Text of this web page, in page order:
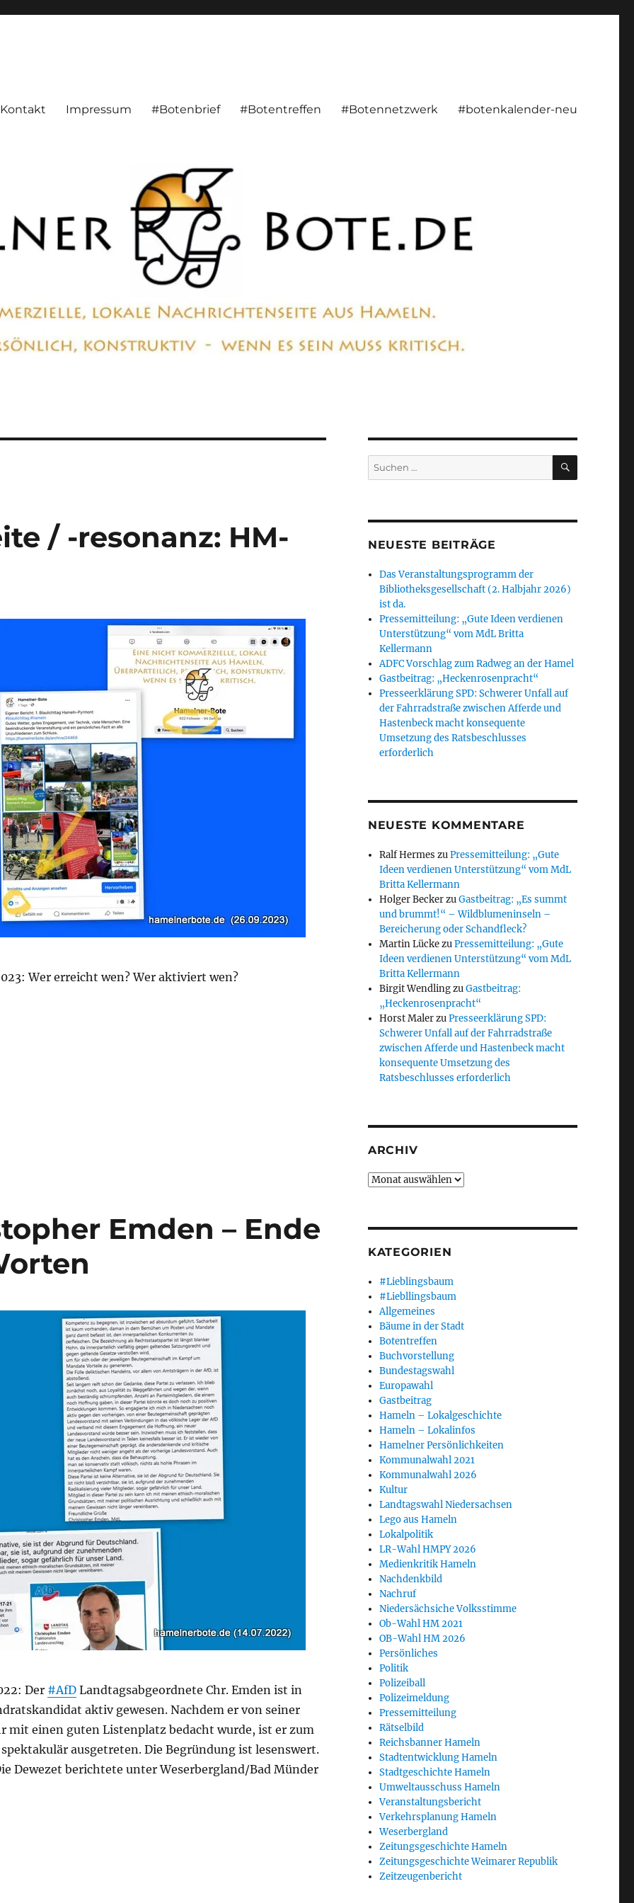
Kontakt Impressum #Botenbrief #Botentreffen #Botennetzwerk #botenkalender-neu
/ -resonanz: HM-
Wer erreicht wen? Wer aktiviert wen?
/ -resonanz: HM-Bote versus AfD“
Emden – Ende
Der #AfDLandtagsabgeordnete Chr. Emden ist in
aktiv gewesen. Nachdem er von seiner
mit einen guten Listenplatz bedacht wurde, ist er zum
spektakulär ausgetreten. Die Begründung ist lesenswert.
Dewezet berichtete unter Weserbergland/Bad Münder
Emden – Ende mit drastischen Worten“
Suchen
nach:
SUCHEN
NEUESTE BEITRÄGE
Das Veranstaltungsprogramm der
Bibliotheksgesellschaft (2. Halbjahr 2026)
ist da.
Pressemitteilung: „Gute Ideen verdienen
Unterstützung“ vom MdL Britta
Kellermann
ADFC Vorschlag zum Radweg an der Hamel
Gastbeitrag: „Heckenrosenpracht“
Presseerklärung SPD: Schwerer Unfall auf
der Fahrradstraße zwischen Afferde und
Hastenbeck macht konsequente
Umsetzung des Ratsbeschlusses
erforderlich
NEUESTE KOMMENTARE
Ralf Hermes zuPressemitteilung: „Gute
Ideen verdienen Unterstützung“ vom MdL
Britta Kellermann
Holger BeckerzuGastbeitrag: „Es summt
und brummt!“ – Wildblumeninseln –
Bereicherung oder Schandfleck?
Martin LückezuPressemitteilung: „Gute
Ideen verdienen Unterstützung“ vom MdL
Britta Kellermann
Birgit WendlingzuGastbeitrag:
„Heckenrosenpracht“
Horst MalerzuPresseerklärung SPD:
Schwerer Unfall auf der Fahrradstraße
zwischen Afferde und Hastenbeck macht
konsequente Umsetzung des
Ratsbeschlusses erforderlich
ARCHIV
Archiv
KATEGORIEN
#Lieblingsbaum
#Liebllingsbaum
Allgemeines
Bäume in der Stadt
Botentreffen
Buchvorstellung
Bundestagswahl
Europawahl
Gastbeitrag
Hameln – Lokalgeschichte
Hameln – Lokalinfos
Hamelner Persönlichkeiten
Kommunalwahl 2021
Kommunalwahl 2026
Kultur
Landtagswahl Niedersachsen
Lego aus Hameln
Lokalpolitik
LR-Wahl HMPY 2026
Medienkritik Hameln
Nachdenkbild
Nachruf
Niedersächsiche Volksstimme
Ob-Wahl HM 2021
OB-Wahl HM 2026
Persönliches
Politik
Polizeiball
Polizeimeldung
Pressemitteilung
Rätselbild
Reichsbanner Hameln
Stadtentwicklung Hameln
Stadtgeschichte Hameln
Umweltausschuss Hameln
Veranstaltungsbericht
Verkehrsplanung Hameln
Weserbergland
Zeitungsgeschichte Hameln
Zeitungsgeschichte Weimarer Republik
Zeitzeugenbericht